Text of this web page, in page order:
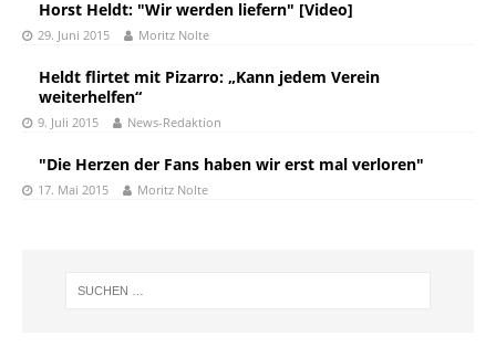
Horst Heldt: "Wir werden liefern" [Video]
29. Juni 2015 Moritz Nolte
Heldt flirtet mit Pizarro: „Kann jedem Verein
weiterhelfen“
9. Juli 2015 News-Redaktion
"Die Herzen der Fans haben wir erst mal verloren"
17. Mai 2015 Moritz Nolte